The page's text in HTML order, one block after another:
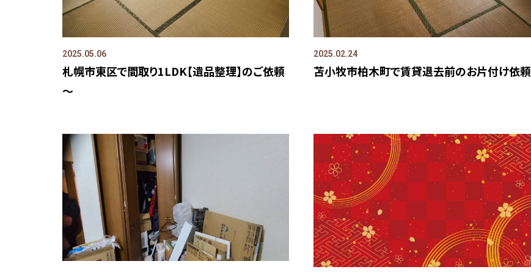
2025.05.06
札幌市東区で間取り1LDK【遺品整理】のご依頼
～
2025.02.24
苫小牧市柏木町で賃貸退去前のお片付け依頼